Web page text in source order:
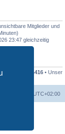
Mitglieder und
23:47 gleichzeitig
insgesamt 4416 • Unser
UTC+02:00